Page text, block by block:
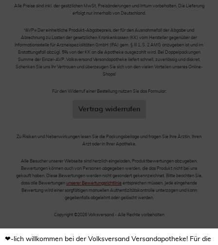
Alle Preise sind inkl. der gestzlichen MwSt. Preisänderungen und Irrtum vorbehalten. Die Lieferung
erfolgt nur innerhalb von Deutschland.
*AVP= Der einheitliche Produkt-Abgabepreis, der für den Ausnahmefall der Abgabe und
Abrechnung zu Lasten der gesetzlichen Krankenkassen (KK) vom Hersteller gegenüber der
Informationsstelle für Arzneispezialitäten GmbH (IFA) gem. § III 1, S. 2 AMG anzugeben ist und im
Erstattungsfall abzügl. 5% von der KK an die Apotheke ausgezahlt wird. Bei Doppelpackungen
Summe der Einzel-AVP. Volksversand Versandapotheke liefert schnell, zuverlässig und diskret.
Schenken Sie uns Ihr Vertrauen und überzeugen Sie sich von den vielen Vorteilen unseres Online-
Shops!
Für den Widerruf einer Bestellung nutzen Sie das Formular:
Vertrag widerrufen
Zu Risiken und Nebenwirkungen lesen Sie die Packungsbeilage und fragen Sie Ihre Ärztin, Ihren
Arzt oder in Ihrer Apotheke.
Alle Besucher unserer Webseite sind herzlich eingeladen, Produktbewertungen abzugeben.
Bewertungen können auch von Personen abgegeben werden, die das Produkt nicht bei uns
gekauft haben. Diese Bewertungen werden nicht gesondert gekennzeichnet. Bitte beachten Sie,
dass alle Bewertungen unserer Bewertungsrichtlinie entsprechen müssen. Jede eingehende
Bewertung wird einer sorgfältigen manuellen Authentizitätskontrolle unterzogen und kann
gegebenfalls abgelehnt oder gelöscht werden.
Copyright ©2026 Volksversand - Alle Rechte vorbehalten
❤-lich willkommen bei der Volksversand Versandapotheke! Für die